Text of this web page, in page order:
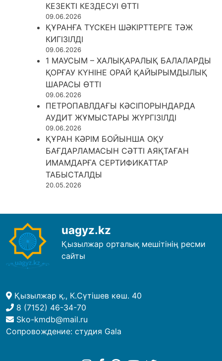
КЕЗЕКТІ КЕЗДЕСУІ ӨТТІ
09.06.2026
ҚҰРАНҒА ТҮСКЕН ШӘКІРТТЕРГЕ ТӘЖ
КИГІЗІЛДІ
09.06.2026
1 МАУСЫМ – ХАЛЫҚАРАЛЫҚ БАЛАЛАРДЫ
ҚОРҒАУ КҮНІНЕ ОРАЙ ҚАЙЫРЫМДЫЛЫҚ
ШАРАСЫ ӨТТІ
09.06.2026
ПЕТРОПАВЛДАҒЫ КӘСІПОРЫНДАРДА
АУДИТ ЖҰМЫСТАРЫ ЖҮРГІЗІЛДІ
09.06.2026
ҚҰРАН КӘРІМ БОЙЫНША ОҚУ
БАҒДАРЛАМАСЫН СӘТТІ АЯҚТАҒАН
ИМАМДАРҒА СЕРТИФИКАТТАР
ТАБЫСТАЛДЫ
20.05.2026
uagyz.kz
Қызылжар орталық мешітінің ресми
сайты
Қызылжар қ., К.Сүтішев көш. 40
8 (7152) 46-34-70
Sko-kmdb@mail.ru
Сопровождение: студия Gala